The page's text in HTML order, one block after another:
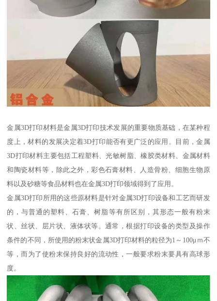
金属3D打印材料是金属3D打印技术发展的重要物质基础，在某种程
度上，材料的发展决定着3D打印能否有更广泛的应用。目前，金属
3D打印材料主要包括工程塑料、光敏树脂、橡胶类材料、金属材料
和陶瓷材料等，除此之外，彩色石膏材料、人造骨粉、细胞生物原
料以及砂糖等食品材料也在金属3D打印领域得到了应用。
金属3D打印所用的这些原材料是针对金属3D打印设备和工艺而研发
的，与普通的塑料、石膏、树脂等有所区别，其形态一般有粉末
状、丝状、层片状、液体状等。通常，根据打印设备的类型及操作
条件的不同，所使用的粉末状金属3D打印材料的粒径为1～100μｍ不
等，而为了使粉末保持良好的流动性，一般要求粉末要具有高球形
度。